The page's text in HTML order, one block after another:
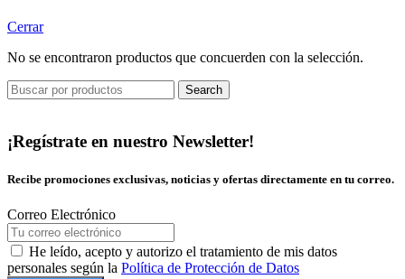
Cerrar
No se encontraron productos que concuerden con la selección.
Search
¡Regístrate en nuestro Newsletter!
Recibe promociones exclusivas, noticias y ofertas directamente en tu correo.
Correo Electrónico
He leído, acepto y autorizo el tratamiento de mis datos
personales según la Política de Protección de Datos